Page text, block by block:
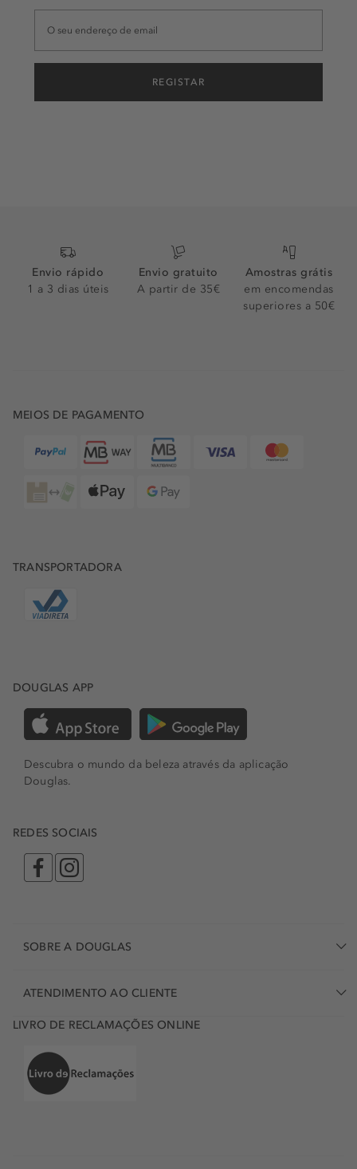
REGISTAR
Envio rápido
1 a 3 dias úteis
Envio gratuito
A partir de 35€
Amostras grátis
em encomendas
superiores a 50€
MEIOS DE PAGAMENTO
TRANSPORTADORA
DOUGLAS APP
Descubra o mundo da beleza através da aplicação
Douglas.
REDES SOCIAIS
SOBRE A DOUGLAS
ATENDIMENTO AO CLIENTE
LIVRO DE RECLAMAÇÕES ONLINE